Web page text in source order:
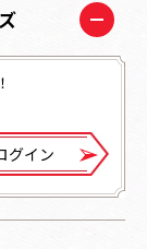
グイン